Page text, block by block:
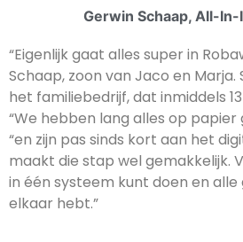
Gerwin Schaap, All-
“Eigenlijk gaat alles super in
Schaap, zoon van Jaco en Marja.
het familiebedrijf, dat inmiddels
“We hebben lang alles op papier
“en zijn pas sinds kort aan het
maakt die stap wel gemakkelijk.
in één systeem kunt doen en alle
elkaar hebt.”